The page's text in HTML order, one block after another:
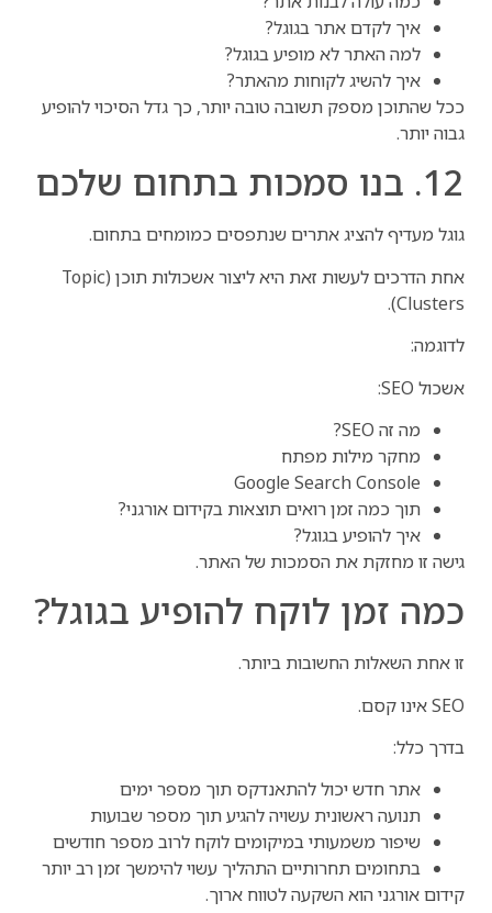
איך לקדם אתר בגוגל?
למה האתר לא מופיע בגוגל?
איך להשיג לקוחות מהאתר?
ככל שהתוכן מספק תשובה טובה יותר, כך גדל הסיכוי להופיע
גבוה יותר.
12. בנו סמכות בתחום שלכם
גוגל מעדיף להציג אתרים שנתפסים כמומחים בתחום.
אחת הדרכים לעשות זאת היא ליצור אשכולות תוכן (Topic
Clusters).
לדוגמה:
אשכול SEO:
מה זה SEO?
מחקר מילות מפתח
Google Search Console
תוך כמה זמן רואים תוצאות בקידום אורגני?
איך להופיע בגוגל?
גישה זו מחזקת את הסמכות של האתר.
כמה זמן לוקח להופיע בגוגל?
זו אחת השאלות החשובות ביותר.
SEO אינו קסם.
בדרך כלל:
אתר חדש יכול להתאנדקס תוך מספר ימים
תנועה ראשונית עשויה להגיע תוך מספר שבועות
שיפור משמעותי במיקומים לוקח לרוב מספר חודשים
בתחומים תחרותיים התהליך עשוי להימשך זמן רב יותר
קידום אורגני הוא השקעה לטווח ארוך.